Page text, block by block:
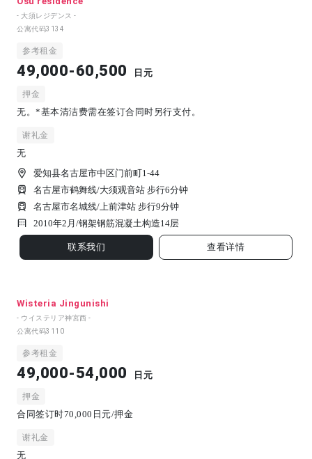
- 大須レジデンス -
公寓代码3134
参考租金
49,000-60,500 日元
押金
无。*基本清洁费需在签订合同时另行支付。
谢礼金
无
爱知县名古屋市中区门前町1-44
名古屋市鹤舞线/大须观音站 步行6分钟
名古屋市名城线/上前津站 步行9分钟
2010年2月/钢架钢筋混凝土构造14 层
联系我们 查看详情
Wisteria Jingunishi
- ウイステリア神宮西 -
公寓代码3110
参考租金
49,000-54,000 日元
押金
合同签订时70,000日元/押金
谢礼金
无